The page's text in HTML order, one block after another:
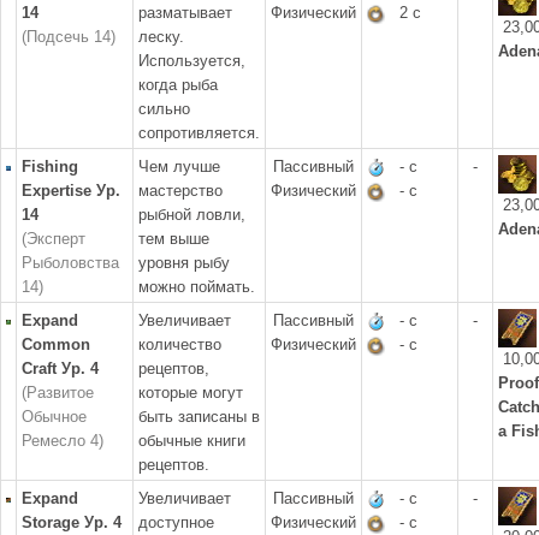
14
(Подсечь 14)
разматывает
леску.
Используется,
когда рыба
сильно
сопротивляется.
Физический
2 с
Fishing
Expertise Ур.
14
(Эксперт
Рыболовства
14)
Чем лучше
мастерство
рыбной ловли,
тем выше
уровня рыбу
можно поймать.
Пассивный
Физический
- с
- с
-
Expand
Common
Craft Ур. 4
(Развитое
Обычное
Ремесло 4)
Увеличивает
количество
рецептов,
которые могут
быть записаны в
обычные книги
рецептов.
Пассивный
Физический
- с
- с
-
a
Expand
Storage Ур. 4
Увеличивает
доступное
Пассивный
Физический
- с
- с
-